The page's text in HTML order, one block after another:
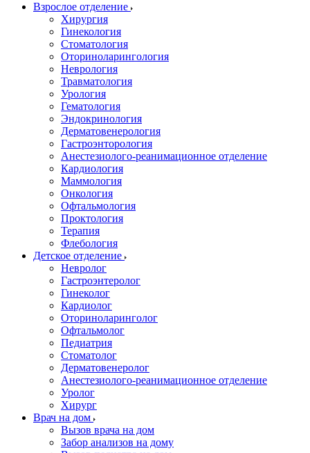
Взрослое отделение
Хирургия
Гинекология
Стоматология
Оториноларингология
Неврология
Травматология
Урология
Гематология
Эндокринология
Дерматовенерология
Гастроэнторология
Анестезиолого-реанимационное отделение
Кардиология
Маммология
Онкология
Офтальмология
Проктология
Терапия
Флебология
Детское отделение
Невролог
Гастроэнтеролог
Гинеколог
Кардиолог
Оториноларинголог
Офтальмолог
Педиатрия
Стоматолог
Дерматовенеролог
Анестезиолого-реанимационное отделение
Уролог
Хирург
Врач на дом
Вызов врача на дом
Забор анализов на дому